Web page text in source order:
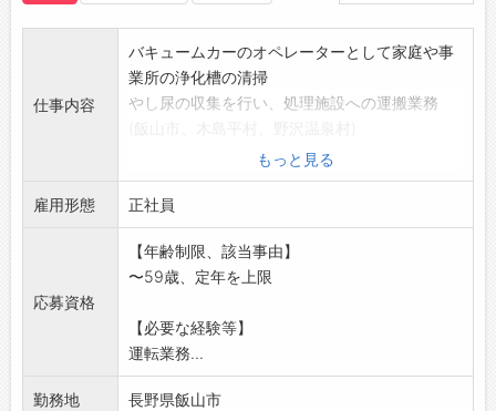
仕事内容
バキュームカーのオペレーターとして家庭や事
業所の浄化槽の清掃
やし尿の収集を行い、処理施設への運搬業務
もっと見る
雇用形態 正社員
応募資格
【年齢制限、該当事由】
〜59歳、定年を上限
【必要な経験等】
運転業務...
勤務地 長野県飯山市